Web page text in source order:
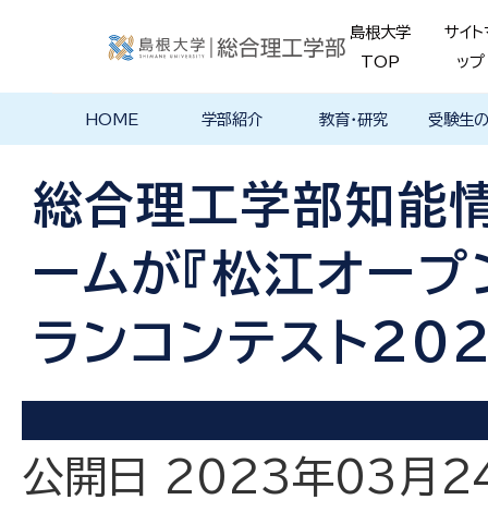
島根大学
TOP
サイト
ップ
HOME 学部紹介
基本ポリシー
イン学科
工学科
科
教育・研究
プログラム
ス
ログラム
貫プログ
キュラム
データベ
受験生
ース紹介
Movie
総合理工学部知能
ームが『松江オー
ランコンテスト
公開日 2023年03月